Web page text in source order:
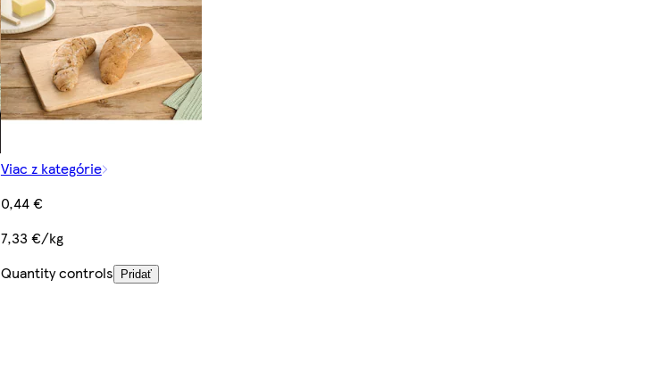
Viac z kategórie
0,44 €
7,33 €/kg
Quantity controls
Pridať